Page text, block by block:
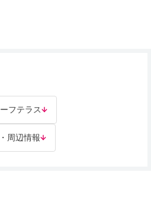
フテラス
周辺情報